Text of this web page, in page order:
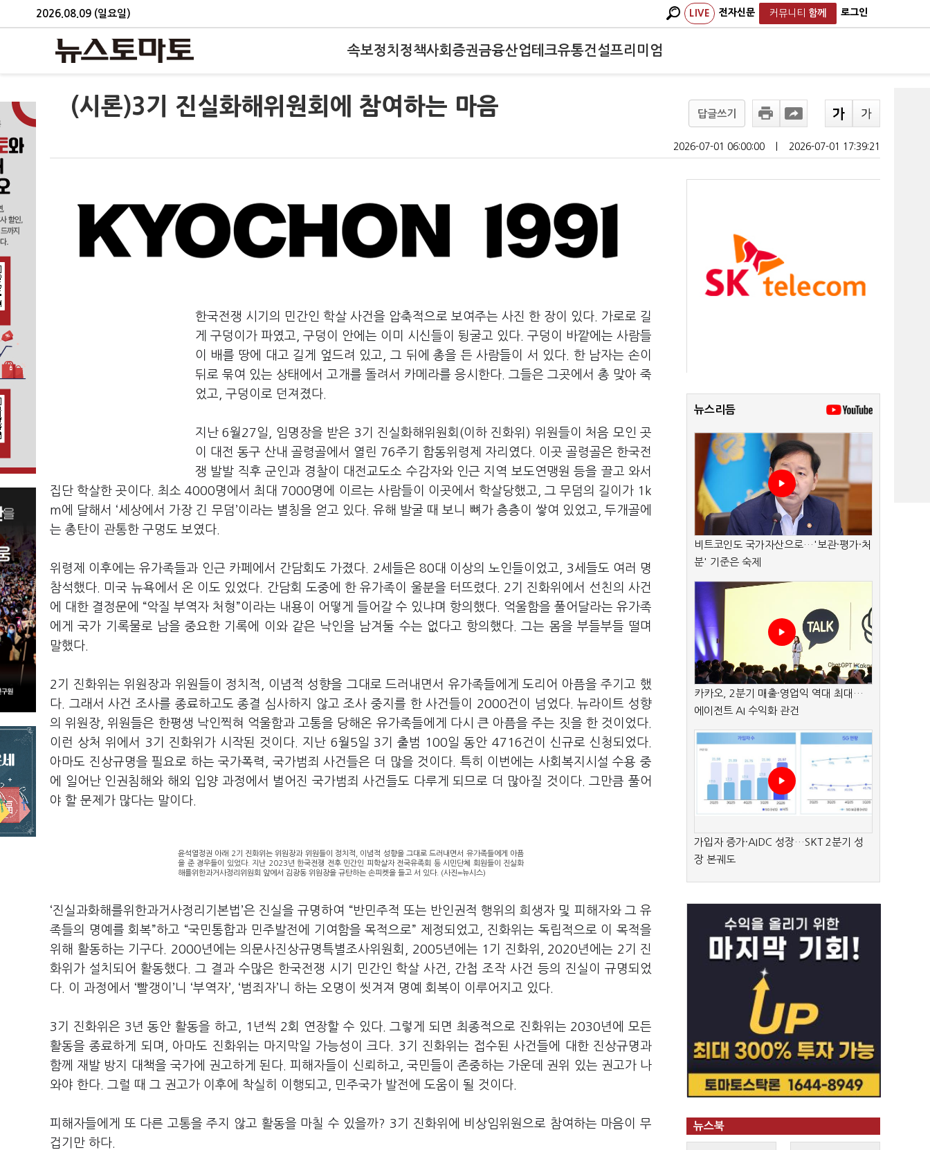
2026.08.09 (일요일) LIVE 전자신문 커뮤니티 함께 로그인
속보정치 정책사회 증권금융산업테크유통건설프리미엄
(시론)3기 진실화해위원회에 참여하는 마음 답글쓰기
2026-07-01 06:00:00 2026-07-01 17:39:21
한국전쟁 시기의 민간인 학살 사건을 압축적으로 보여주는 사진 한 장이 있다. 가로로 길
게 구덩이가 파였고, 구덩이 안에는 이미 시신들이 뒹굴고 있다. 구덩이 바깥에는 사람들
이 배를 땅에 대고 길게 엎드려 있고, 그 뒤에 총을 든 사람들이 서 있다. 한 남자는 손이
뒤로 묶여 있는 상태에서 고개를 돌려서 카메라를 응시한다. 그들은 그곳에서 총 맞아 죽
었고, 구덩이로 던져졌다.
지난 6월27일, 임명장을 받은 3기 진실화해위원회(이하 진화위) 위원들이 처음 모인 곳
이 대전 동구 산내 골령골에서 열린 76주기 합동위령제 자리였다. 이곳 골령골은 한국전
쟁 발발 직후 군인과 경찰이 대전교도소 수감자와 인근 지역 보도연맹원 등을 끌고 와서
집단 학살한 곳이다. 최소 4000명에서 최대 7000명에 이르는 사람들이 이곳에서 학살당했고, 그 무덤의 길이가 1k
m에 달해서 ‘세상에서 가장 긴 무덤’이라는 별칭을 얻고 있다. 유해 발굴 때 보니 뼈가 층층이 쌓여 있었고, 두개골에
는 총탄이 관통한 구멍도 보였다.
위령제 이후에는 유가족들과 인근 카페에서 간담회도 가졌다. 2세들은 80대 이상의 노인들이었고, 3세들도 여러 명
참석했다. 미국 뉴욕에서 온 이도 있었다. 간담회 도중에 한 유가족이 울분을 터뜨렸다. 2기 진화위에서 선친의 사건
에 대한 결정문에 “악질 부역자 처형”이라는 내용이 어떻게 들어갈 수 있냐며 항의했다. 억울함을 풀어달라는 유가족
에게 국가 기록물로 남을 중요한 기록에 이와 같은 낙인을 남겨둘 수는 없다고 항의했다. 그는 몸을 부들부들 떨며
말했다.
2기 진화위는 위원장과 위원들이 정치적, 이념적 성향을 그대로 드러내면서 유가족들에게 도리어 아픔을 주기고 했
다. 그래서 사건 조사를 종료하고도 종결 심사하지 않고 조사 중지를 한 사건들이 2000건이 넘었다. 뉴라이트 성향
의 위원장, 위원들은 한평생 낙인찍혀 억울함과 고통을 당해온 유가족들에게 다시 큰 아픔을 주는 짓을 한 것이었다.
이런 상처 위에서 3기 진화위가 시작된 것이다. 지난 6월5일 3기 출범 100일 동안 4716건이 신규로 신청되었다.
아마도 진상규명을 필요로 하는 국가폭력, 국가범죄 사건들은 더 많을 것이다. 특히 이번에는 사회복지시설 수용 중
에 일어난 인권침해와 해외 입양 과정에서 벌어진 국가범죄 사건들도 다루게 되므로 더 많아질 것이다. 그만큼 풀어
야 할 문제가 많다는 말이다.
윤석열정권 아래 2기 진화위는 위원장과 위원들이 정치적, 이념적 성향을 그대로 드러내면서 유가족들에게 아픔
을 준 경우들이 있었다. 지난 2023년 한국전쟁 전후 민간인 피학살자 전국유족회 등 시민단체 회원들이 진실화
해를위한과거사정리위원회 앞에서 김광동 위원장을 규탄하는 손피켓을 들고 서 있다. (사진=뉴시스)
‘진실과화해를위한과거사정리기본법’은 진실을 규명하여 “반민주적 또는 반인권적 행위의 희생자 및 피해자와 그 유
족들의 명예를 회복”하고 “국민통합과 민주발전에 기여함을 목적으로” 제정되었고, 진화위는 독립적으로 이 목적을
위해 활동하는 기구다. 2000년에는 의문사진상규명특별조사위원회, 2005년에는 1기 진화위, 2020년에는 2기 진
화위가 설치되어 활동했다. 그 결과 수많은 한국전쟁 시기 민간인 학살 사건, 간첩 조작 사건 등의 진실이 규명되었
다. 이 과정에서 ‘빨갱이’니 ‘부역자’, ‘범죄자’니 하는 오명이 씻겨져 명예 회복이 이루어지고 있다.
3기 진화위은 3년 동안 활동을 하고, 1년씩 2회 연장할 수 있다. 그렇게 되면 최종적으로 진화위는 2030년에 모든
활동을 종료하게 되며, 아마도 진화위는 마지막일 가능성이 크다. 3기 진화위는 접수된 사건들에 대한 진상규명과
함께 재발 방지 대책을 국가에 권고하게 된다. 피해자들이 신뢰하고, 국민들이 존중하는 가운데 권위 있는 권고가 나
와야 한다. 그럴 때 그 권고가 이후에 착실히 이행되고, 민주국가 발전에 도움이 될 것이다.
피해자들에게 또 다른 고통을 주지 않고 활동을 마칠 수 있을까? 3기 진화위에 비상임위원으로 참여하는 마음이 무
겁기만 하다.
뉴스리듬
비트코인도 국가자산으로…'보관·평가·처
분' 기준은 숙제
카카오, 2분기 매출·영업익 역대 최대…
에이전트 AI 수익화 관건
가입자 증가·AIDC 성장…SKT 2분기 성
장 본궤도
뉴스북